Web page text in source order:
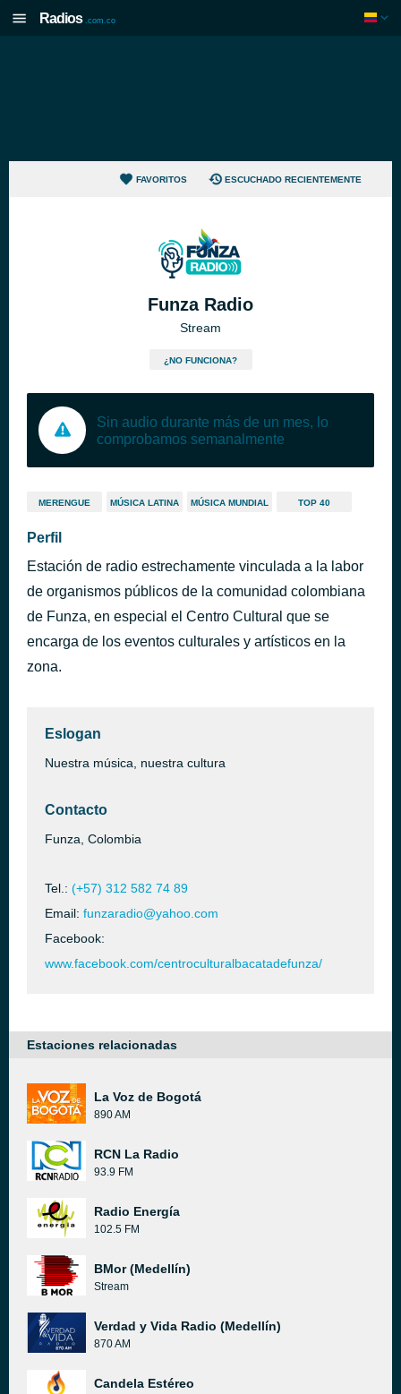
Radios .com.co
FAVORITOS ESCUCHADO RECIENTEMENTE
Funza Radio
Stream
¿NO FUNCIONA?
Sin audio durante más de un mes, lo
comprobamos semanalmente
MERENGUE MÚSICA LATINA MÚSICA MUNDIAL TOP 40
Perfil
Estación de radio estrechamente vinculada a la labor
de organismos públicos de la comunidad colombiana
de Funza, en especial el Centro Cultural que se
encarga de los eventos culturales y artísticos en la
zona.
Eslogan
Nuestra música, nuestra cultura
Contacto
Funza, Colombia
Tel.: (+57) 312 582 74 89
Email: funzaradio@yahoo.com
Facebook:
www.facebook.com/centroculturalbacatadefunza/
Estaciones relacionadas
La Voz de Bogotá
890 AM
RCN La Radio
93.9 FM
Radio Energía
102.5 FM
BMor (Medellín)
Stream
Verdad y Vida Radio (Medellín)
870 AM
Candela Estéreo